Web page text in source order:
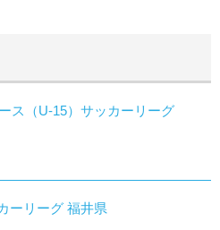
ス（U-15）サッカーリーグ
ーリーグ 福井県